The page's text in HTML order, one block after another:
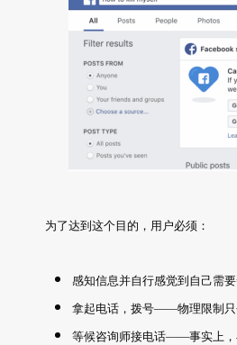
为了达到这个目的，用户必须：
感知信息并自行感觉到自己需
拿起电话，拨号——物理限制只
等候咨询师接电话——事实上，